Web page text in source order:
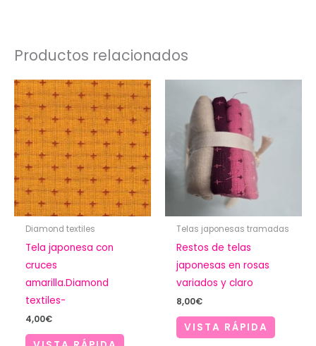
Productos relacionados
Diamond textiles
Tela japonesa con
cruces
amarilla.Diamond
textiles-
4,00€
Telas japonesas tramadas
Restos de telas
japonesas en rosas
variados y claro
8,00€
VISTA RÁPIDA